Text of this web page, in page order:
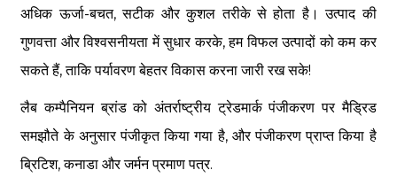
अधिक ऊर्जा-बचत, सटीक और कुशल तरीके से होता है। उत्पाद की
गुणवत्ता और विश्वसनीयता में सुधार करके, हम विफल उत्पादों को कम कर
सकते हैं, ताकि पर्यावरण बेहतर विकास करना जारी रख सके!
लैब कम्पैनियन ब्रांड को अंतर्राष्ट्रीय ट्रेडमार्क पंजीकरण पर मैड्रिड
समझौते के अनुसार पंजीकृत किया गया है, और पंजीकरण प्राप्त किया है
ब्रिटिश, कनाडा और जर्मन प्रमाण पत्र.